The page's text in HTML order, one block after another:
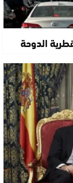
الدوحة